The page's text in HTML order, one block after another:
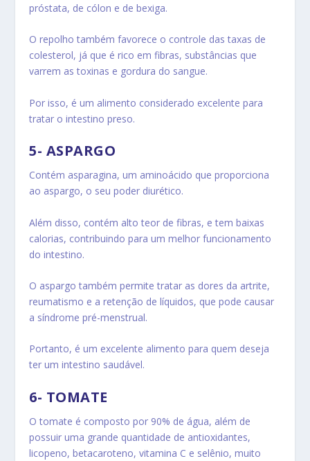
próstata, de cólon e de bexiga.
O repolho também favorece o controle das taxas de
colesterol, já que é rico em fibras, substâncias que
varrem as toxinas e gordura do sangue.
Por isso, é um alimento considerado excelente para
tratar o intestino preso.
5- ASPARGO
Contém asparagina, um aminoácido que proporciona
ao aspargo, o seu poder diurético.
Além disso, contém alto teor de fibras, e tem baixas
calorias, contribuindo para um melhor funcionamento
do intestino.
O aspargo também permite tratar as dores da artrite,
reumatismo e a retenção de líquidos, que pode causar
a síndrome pré-menstrual.
Portanto, é um excelente alimento para quem deseja
ter um intestino saudável.
6- TOMATE
O tomate é composto por 90% de água, além de
possuir uma grande quantidade de antioxidantes,
licopeno, betacaroteno, vitamina C e selênio, muito